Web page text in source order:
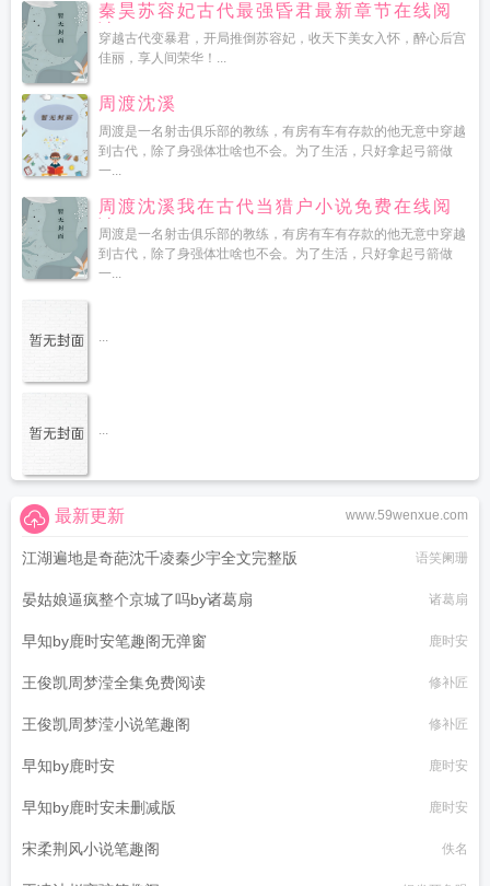
秦昊苏容妃古代最强昏君最新章节在线阅
读
穿越古代变暴君，开局推倒苏容妃，收天下美女入怀，醉心后宫
佳丽，享人间荣华！...
周渡沈溪
周渡是一名射击俱乐部的教练，有房有车有存款的他无意中穿越
到古代，除了身强体壮啥也不会。为了生活，只好拿起弓箭做
一...
周渡沈溪我在古代当猎户小说免费在线阅
读
周渡是一名射击俱乐部的教练，有房有车有存款的他无意中穿越
到古代，除了身强体壮啥也不会。为了生活，只好拿起弓箭做
一...
...
...
www.59wenxue.com
最新更新
江湖遍地是奇葩沈千凌秦少宇全文完整版 语笑阑珊
晏姑娘逼疯整个京城了吗by诸葛扇 诸葛扇
早知by鹿时安笔趣阁无弹窗 鹿时安
王俊凯周梦滢全集免费阅读 修补匠
王俊凯周梦滢小说笔趣阁 修补匠
早知by鹿时安 鹿时安
早知by鹿时安未删减版 鹿时安
宋柔荆风小说笔趣阁 佚名